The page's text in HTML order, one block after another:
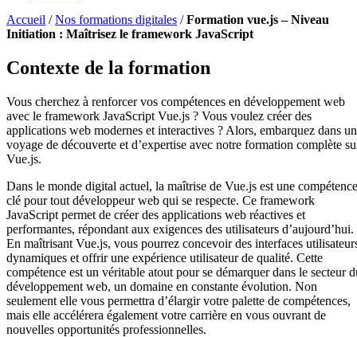
Accueil /Nos formations digitales /Formation vue.js – Niveau
Initiation : Maîtrisez le framework JavaScript
Contexte de la formation
Vous cherchez à renforcer vos compétences en développement web
avec le framework JavaScript Vue.js ? Vous voulez créer des
applications web modernes et interactives ? Alors, embarquez dans un
voyage de découverte et d’expertise avec notre formation complète
Vue.js.
Dans le monde digital actuel, la maîtrise de Vue.js est une compétence
clé pour tout développeur web qui se respecte. Ce framework
JavaScript permet de créer des applications web réactives et
performantes, répondant aux exigences des utilisateurs d’aujourd’hui.
En maîtrisant Vue.js, vous pourrez concevoir des interfaces
dynamiques et offrir une expérience utilisateur de qualité. Cette
compétence est un véritable atout pour se démarquer dans le secteur
développement web, un domaine en constante évolution. Non
seulement elle vous permettra d’élargir votre palette de compétences,
mais elle accélérera également votre carrière en vous ouvrant de
nouvelles opportunités professionnelles.